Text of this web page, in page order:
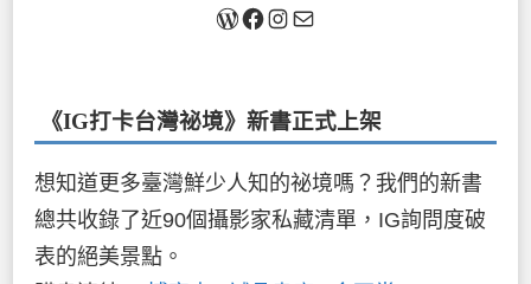
《IG打卡台灣祕境》新書正式上架
想知道更多臺灣鮮少人知的祕境嗎？我們的新書
總共收錄了近90個攝影家私藏清單，IG詢問度破
表的絕美景點。